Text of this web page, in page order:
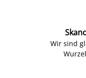
Wir sind